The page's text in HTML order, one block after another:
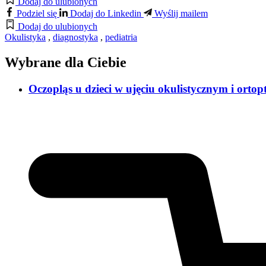
Podziel się
Dodaj do Linkedin
Wyślij mailem
Dodaj do ulubionych
Okulistyka , diagnostyka , pediatria
Wybrane dla Ciebie
Oczopląs u dzieci w ujęciu okulistycznym i